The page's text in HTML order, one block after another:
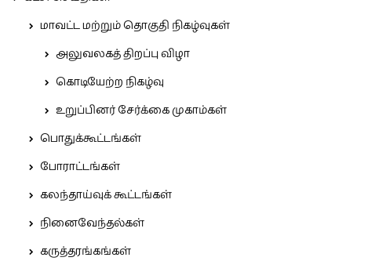
மாவட்ட மற்றும் தொகுதி நிகழ்வுகள்
அலுவலகத் திறப்பு விழா
கொடியேற்ற நிகழ்வு
உறுப்பினர் சேர்க்கை முகாம்கள்
பொதுக்கூட்டங்கள்
போராட்டங்கள்
கலந்தாய்வுக் கூட்டங்கள்
நினைவேந்தல்கள்
கருத்தரங்கங்கள்